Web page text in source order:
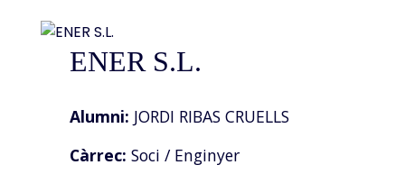
ENER S.L.
Alumni: JORDI RIBAS CRUELLS
Càrrec: Soci / Enginyer